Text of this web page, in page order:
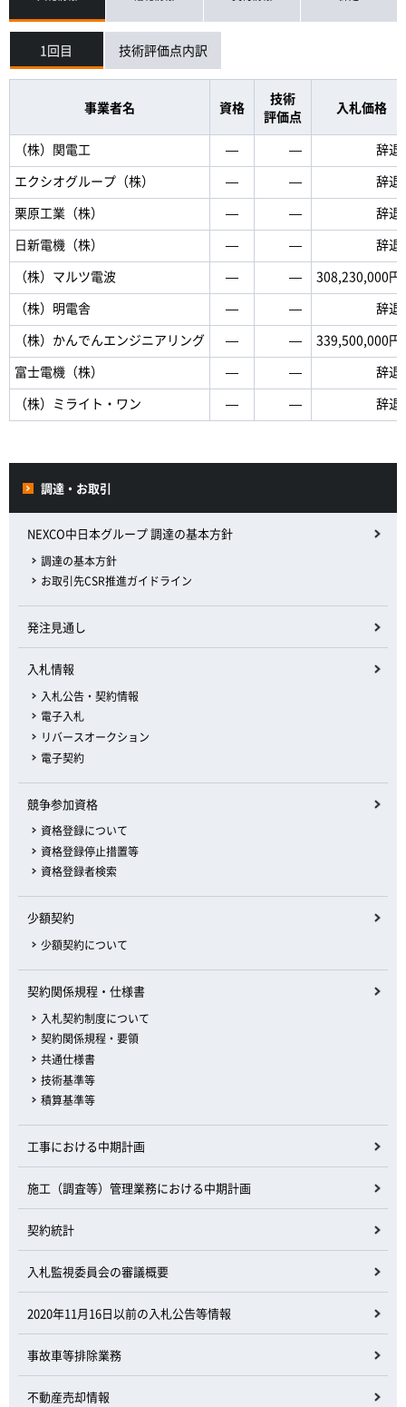
1回目 技術評価点内訳
事業者名 資格
技術
評価点
入札価格
（株）関電工 ― ―
辞退
エクシオグループ（株）
― ―
辞退
栗原工業（株）
― ―
辞退
日新電機（株）
― ―
辞退
（株）マルツ電波
― ―
308,230,000円
（株）明電舎
― ―
辞退
（株）かんでんエンジニアリング
― ―
339,500,000円
富士電機（株）
― ―
辞退
（株）ミライト・ワン
― ― 辞退
調達・お取引
NEXCO中日本グループ 調達の基本方針
調達の基本方針
お取引先CSR推進ガイドライン
発注見通し
入札情報
入札公告・契約情報
電子入札
リバースオークション
電子契約
競争参加資格
資格登録について
資格登録停止措置等
資格登録者検索
少額契約
少額契約について
契約関係規程・仕様書
入札契約制度について
契約関係規程・要領
共通仕様書
技術基準等
積算基準等
工事における中期計画
施工（調査等）管理業務における中期計画
契約統計
入札監視委員会の審議概要
2020年11月16日以前の入札公告等情報
事故車等排除業務
不動産売却情報